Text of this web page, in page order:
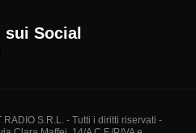
sui Social
S.R.L. - Tutti i diritti riservati -